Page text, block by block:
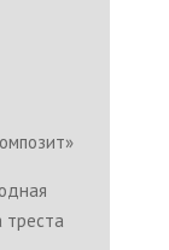
треста